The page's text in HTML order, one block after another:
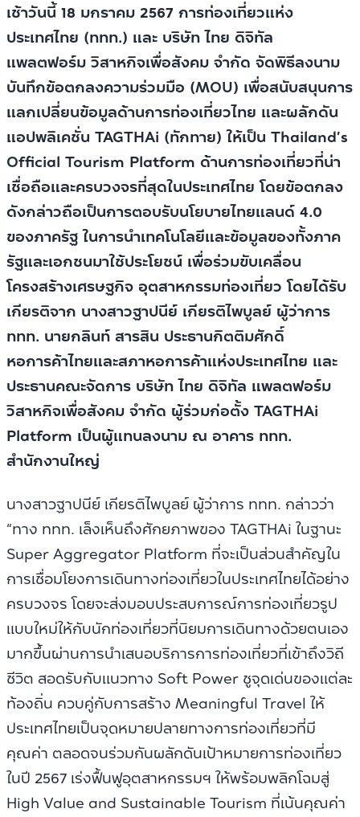
เช้าวันนี้ 18 มกราคม 2567 การท่องเที่ยวแห่ง
ประเทศไทย (ททท.) และ บริษัท ไทย ดิจิทัล
แพลตฟอร์ม วิสาหกิจเพื่อสังคม จำกัด จัดพิธีลงนาม
บันทึกข้อตกลงความร่วมมือ (MOU) เพื่อสนับสนุนการ
แลกเปลี่ยนข้อมูลด้านการท่องเที่ยวไทย และผลักดัน
แอปพลิเคชั่น TAGTHAi (ทักทาย) ให้เป็น Thailand’s
Official Tourism Platform ด้านการท่องเที่ยวที่น่า
เชื่อถือและครบวงจรที่สุดในประเทศไทย โดยข้อตกลง
ดังกล่าวถือเป็นการตอบรับนโยบายไทยแลนด์ 4.0
ของภาครัฐ ในการนำเทคโนโลยีและข้อมูลของทั้งภาค
รัฐและเอกชนมาใช้ประโยชน์ เพื่อร่วมขับเคลื่อน
โครงสร้างเศรษฐกิจ อุตสาหกรรมท่องเที่ยว โดยได้รับ
เกียรติจาก นางสาวฐาปนีย์ เกียรติไพบูลย์ ผู้ว่าการ
ททท. นายกลินท์ สารสิน ประธานกิตติมศักดิ์
หอการค้าไทยและสภาหอการค้าแห่งประเทศไทย และ
ประธานคณะจัดการ บริษัท ไทย ดิจิทัล แพลตฟอร์ม
วิสาหกิจเพื่อสังคม จำกัด ผู้ร่วมก่อตั้ง TAGTHAi
Platform เป็นผู้แทนลงนาม ณ อาคาร ททท.
สำนักงานใหญ่
นางสาวฐาปนีย์ เกียรติไพบูลย์ ผู้ว่าการ ททท. กล่าวว่า
“ทาง ททท. เล็งเห็นถึงศักยภาพของ TAGTHAi ในฐานะ
Super Aggregator Platform ที่จะเป็นส่วนสำคัญใน
การเชื่อมโยงการเดินทางท่องเที่ยวในประเทศไทยได้อย่าง
ครบวงจร โดยจะส่งมอบประสบการณ์การท่องเที่ยวรูป
แบบใหม่ให้กับนักท่องเที่ยวที่นิยมการเดินทางด้วยตนเอง
มากขึ้นผ่านการนำเสนอบริการการท่องเที่ยวที่เข้าถึงวิถี
ชีวิต สอดรับกับแนวทาง Soft Power ชูจุดเด่นของแต่ละ
ท้องถิ่น ควบคู่กับการสร้าง Meaningful Travel ให้
ประเทศไทยเป็นจุดหมายปลายทางการท่องเที่ยวที่มี
คุณค่า ตลอดจนร่วมกันผลักดันเป้าหมายการท่องเที่ยว
ในปี 2567 เร่งฟื้นฟูอุตสาหกรรมฯ ให้พร้อมพลิกโฉมสู่
High Value and Sustainable Tourism ที่เน้นคุณค่า